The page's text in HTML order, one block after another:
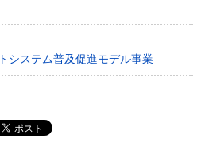
システム普及促進モデル事業